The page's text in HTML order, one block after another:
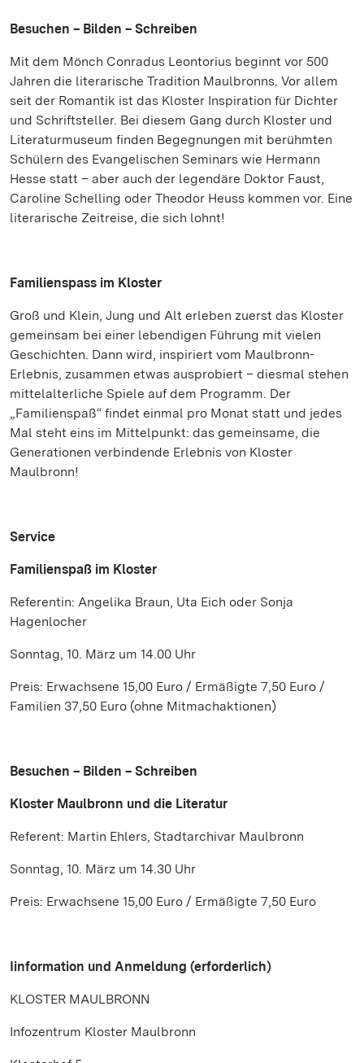
Besuchen – Bilden – Schreiben
Mit dem Mönch Conradus Leontorius beginnt vor 500
Jahren die literarische Tradition Maulbronns. Vor allem
seit der Romantik ist das Kloster Inspiration für Dichter
und Schriftsteller. Bei diesem Gang durch Kloster und
Literaturmuseum finden Begegnungen mit berühmten
Schülern des Evangelischen Seminars wie Hermann
Hesse statt – aber auch der legendäre Doktor Faust,
Caroline Schelling oder Theodor Heuss kommen vor. Eine
literarische Zeitreise, die sich lohnt!
Familienspass im Kloster
Groß und Klein, Jung und Alt erleben zuerst das Kloster
gemeinsam bei einer lebendigen Führung mit vielen
Geschichten. Dann wird, inspiriert vom Maulbronn-
Erlebnis, zusammen etwas ausprobiert – diesmal stehen
mittelalterliche Spiele auf dem Programm. Der
„Familienspaß“ findet einmal pro Monat statt und jedes
Mal steht eins im Mittelpunkt: das gemeinsame, die
Generationen verbindende Erlebnis von Kloster
Maulbronn!
Service
Familienspaß im Kloster
Referentin: Angelika Braun, Uta Eich oder Sonja
Hagenlocher
Sonntag, 10. März um 14.00 Uhr
Preis: Erwachsene 15,00 Euro / Ermäßigte 7,50 Euro /
Familien 37,50 Euro (ohne Mitmachaktionen)
Besuchen – Bilden – Schreiben
Kloster Maulbronn und die Literatur
Referent: Martin Ehlers, Stadtarchivar Maulbronn
Sonntag, 10. März um 14.30 Uhr
Preis: Erwachsene 15,00 Euro / Ermäßigte 7,50 Euro
Iinformation und Anmeldung (erforderlich)
KLOSTER MAULBRONN
Infozentrum Kloster Maulbronn